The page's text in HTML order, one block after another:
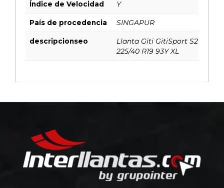
Índice de Velocidad Y
País de procedencia SINGAPUR
descripcionseo
Llanta Giti GitiSport S2
225/40 R19 93Y XL